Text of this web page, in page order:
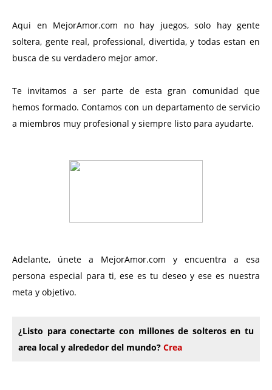
Aqui en MejorAmor.com no hay juegos, solo hay gente
soltera, gente real, professional, divertida, y todas estan en
busca de su verdadero mejor amor.
Te invitamos a ser parte de esta gran comunidad que
hemos formado. Contamos con un departamento de servicio
a miembros muy profesional y siempre listo para ayudarte.
Adelante, únete a MejorAmor.com y encuentra a esa
persona especial para ti, ese es tu deseo y ese es nuestra
meta y objetivo.
¿Listo para conectarte con millones de solteros en tu
area local y alrededor del mundo? Crea